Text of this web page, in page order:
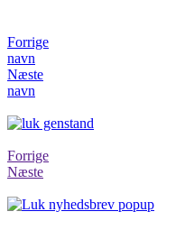
Forrige
navn
Næste
navn
Forrige
Næste